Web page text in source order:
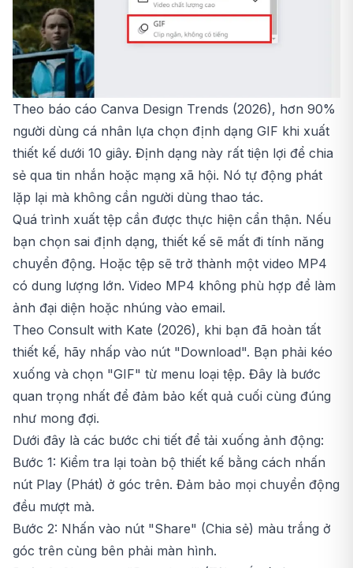
Theo báo cáo Canva Design Trends (2026), hơn 90%
người dùng cá nhân lựa chọn định dạng GIF khi xuất
thiết kế dưới 10 giây. Định dạng này rất tiện lợi để chia
sẻ qua tin nhắn hoặc mạng xã hội. Nó tự động phát
lặp lại mà không cần người dùng thao tác.
Quá trình xuất tệp cần được thực hiện cẩn thận. Nếu
bạn chọn sai định dạng, thiết kế sẽ mất đi tính năng
chuyển động. Hoặc tệp sẽ trở thành một video MP4
có dung lượng lớn. Video MP4 không phù hợp để làm
ảnh đại diện hoặc nhúng vào email.
Theo Consult with Kate (2026), khi bạn đã hoàn tất
thiết kế, hãy nhấp vào nút "Download". Bạn phải kéo
xuống và chọn "GIF" từ menu loại tệp. Đây là bước
quan trọng nhất để đảm bảo kết quả cuối cùng đúng
như mong đợi.
Dưới đây là các bước chi tiết để tải xuống ảnh động:
Bước 1: Kiểm tra lại toàn bộ thiết kế bằng cách nhấn
nút Play (Phát) ở góc trên. Đảm bảo mọi chuyển động
đều mượt mà.
Bước 2: Nhấn vào nút "Share" (Chia sẻ) màu trắng ở
góc trên cùng bên phải màn hình.